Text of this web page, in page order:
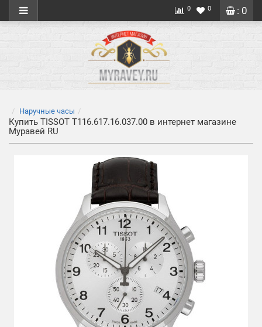
: 0
0 0
Наручные часы
Купить TISSOT T116.617.16.037.00 в интернет магазине
Муравей RU